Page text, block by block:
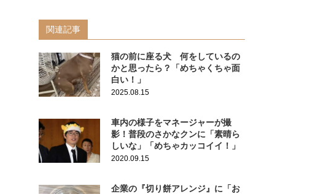
関連記事
猫の前に座る犬 何をしているの
かと思ったら？「めちゃくちゃ面
白い！」
2025.08.15
車内の様子をマネージャーが撮
影！普段のさかなクンに「素晴ら
しいな」「めちゃカッコイイ！」
2020.09.15
企業の『切り餅アレンジ』に「お